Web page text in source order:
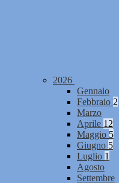
2026
Gennaio
Febbraio 2
Marzo
Aprile 12
Maggio 5
Giugno 5
Luglio 1
Agosto
Settembre